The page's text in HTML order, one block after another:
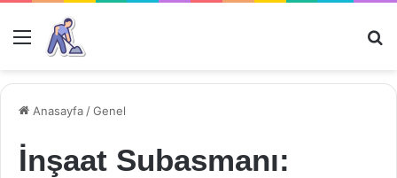
Menü
Anasayfa /Genel
İnşaat Subasmanı: